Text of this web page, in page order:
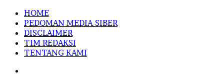
HOME
PEDOMAN MEDIA SIBER
DISCLAIMER
TIM REDAKSI
TENTANG KAMI